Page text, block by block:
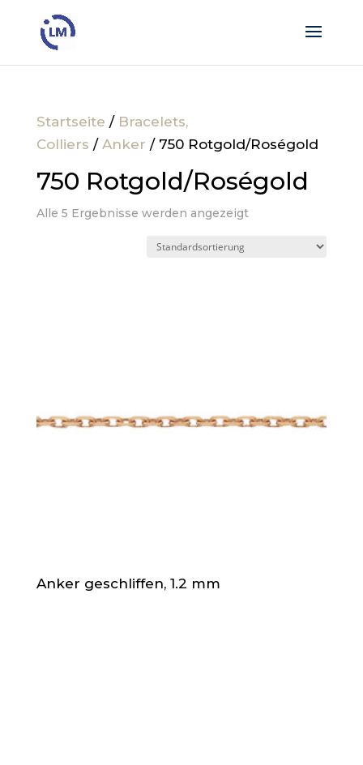
Startseite / Bracelets,
Colliers / Anker / 750 Rotgold/Roségold
750 Rotgold/Roségold
Alle 5 Ergebnisse werden angezeigt
Anker geschliffen, 1.2 mm